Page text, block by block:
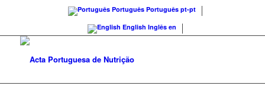
Português Português pt-pt
English Inglês en